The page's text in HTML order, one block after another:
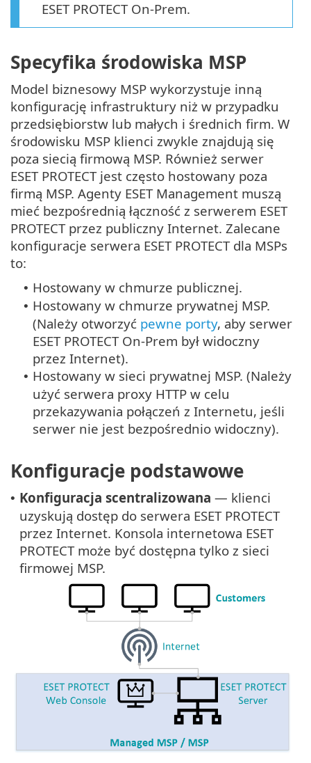
ESET PROTECT On-Prem.
Specyfika środowiska MSP
Model biznesowy MSP wykorzystuje inną
konfigurację infrastruktury niż w przypadku
przedsiębiorstw lub małych i średnich firm. W
środowisku MSP klienci zwykle znajdują się
poza siecią firmową MSP. Również serwer
ESET PROTECT jest często hostowany poza
firmą MSP. Agenty ESET Management muszą
mieć bezpośrednią łączność z serwerem ESET
PROTECT przez publiczny Internet. Zalecane
konfiguracje serwera ESET PROTECT dla MSPs
to:
• Hostowany w chmurze publicznej.
• Hostowany w chmurze prywatnej MSP.
(Należy otworzyć pewne porty, aby serwer
ESET PROTECT On-Prem był widoczny
przez Internet).
• Hostowany w sieci prywatnej MSP. (Należy
użyć serwera proxy HTTP w celu
przekazywania połączeń z Internetu, jeśli
serwer nie jest bezpośrednio widoczny).
Konfiguracje podstawowe
• Konfiguracja scentralizowana — klienci
uzyskują dostęp do serwera ESET PROTECT
przez Internet. Konsola internetowa ESET
PROTECT może być dostępna tylko z sieci
firmowej MSP.